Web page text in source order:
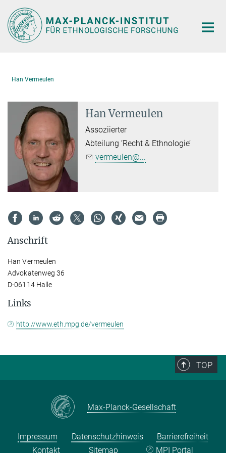
Hauptinhalt
Han Vermeulen
Han Vermeulen
Assoziierter
Abteilung ‘Recht & Ethnologie’
vermeulen@...
Anschrift
Han Vermeulen
Advokatenweg 36
D-06114 Halle
Links
http://www.eth.mpg.de/vermeulen
TOP
Max-Planck-Gesellschaft
Impressum Datenschutzhinweis
Barrierefreiheit
Kontakt
Sitemap MPI Portal